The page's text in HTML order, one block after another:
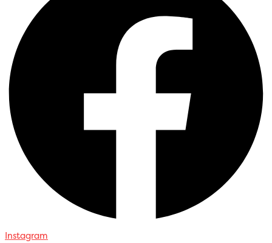
Instagram